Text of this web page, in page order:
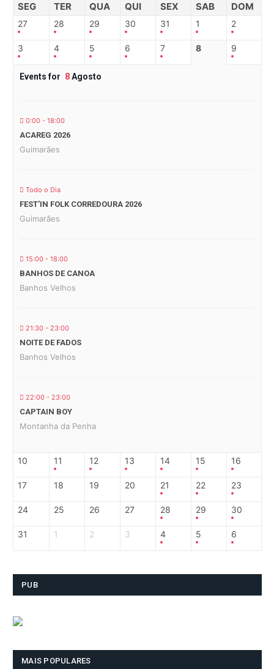
SEG TER QUA QUI SEX SAB DOM
27 28 29 30 31 1 2
3 4 5 6 7 8 9
Events for 8Agosto
0:00 - 18:00
ACAREG 2026
Guimarães
Todo o Dia
FEST’IN FOLK CORREDOURA 2026
Guimarães
15:00 - 18:00
BANHOS DE CANOA
Banhos Velhos
21:30 - 23:00
NOITE DE FADOS
Banhos Velhos
22:00 - 23:00
CAPTAIN BOY
Montanha da Penha
10 11 12 13 14 15 16
17 18 19 20 21 22 23
24 25 26 27 28 29 30
31 1 2 3 4 5 6
PUB
MAIS POPULARES